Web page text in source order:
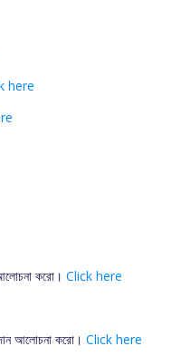
here
আলোচনা করো। Click here
আলোচনা করো। Click here